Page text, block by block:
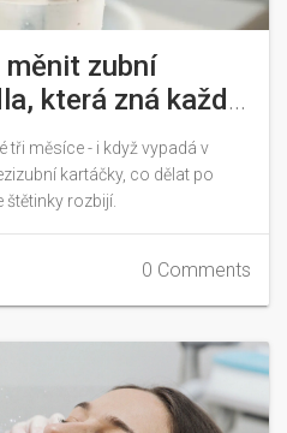
zubní
která zná každý
tři měsíce - i když vypadá v
kartáčky, co dělat po
štětinky rozbijí.
0 Comments